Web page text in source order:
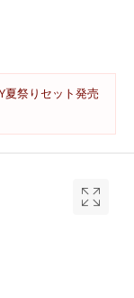
夏祭りセット発売